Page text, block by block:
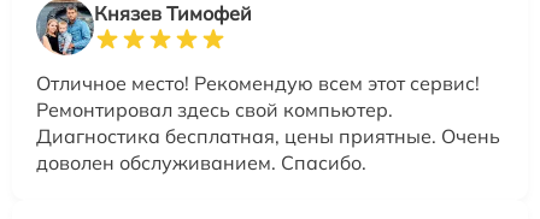
Князев Тимофей
Отличное место! Рекомендую всем этот сервис!
Ремонтировал здесь свой компьютер.
Диагностика бесплатная, цены приятные. Очень
доволен обслуживанием. Спасибо.